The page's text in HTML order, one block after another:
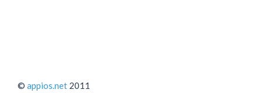
© appios.net 2011